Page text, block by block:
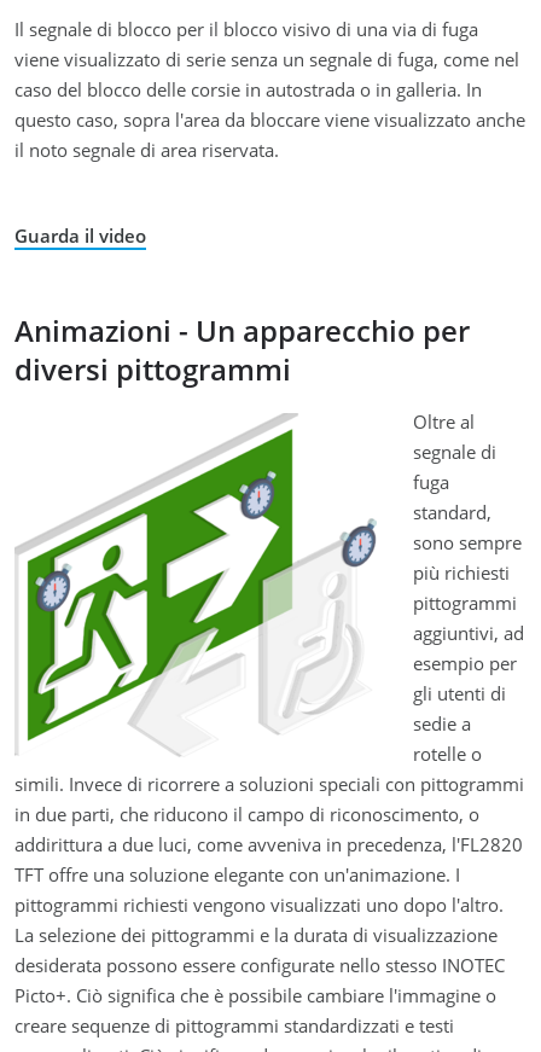
Il segnale di blocco per il blocco visivo di una via di fuga
viene visualizzato di serie senza un segnale di fuga, come nel
caso del blocco delle corsie in autostrada o in galleria. In
questo caso, sopra l'area da bloccare viene visualizzato anche
il noto segnale di area riservata.
Guarda il video
Animazioni - Un apparecchio per
diversi pittogrammi
Oltre al
segnale di
fuga
standard,
sono sempre
più richiesti
pittogrammi
aggiuntivi, ad
esempio per
gli utenti di
sedie a
rotelle o
simili. Invece di ricorrere a soluzioni speciali con pittogrammi
in due parti, che riducono il campo di riconoscimento, o
addirittura a due luci, come avveniva in precedenza, l'FL2820
TFT offre una soluzione elegante con un'animazione. I
pittogrammi richiesti vengono visualizzati uno dopo l'altro.
La selezione dei pittogrammi e la durata di visualizzazione
desiderata possono essere configurate nello stesso INOTEC
Picto+. Ciò significa che è possibile cambiare l'immagine o
creare sequenze di pittogrammi standardizzati e testi